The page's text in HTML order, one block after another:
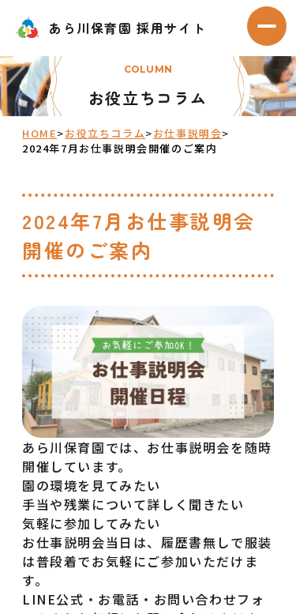
あら川保育園 採用サイト メニ
あら川保育園 採用サイト
COLUMN
お役立ちコラム
HOME>お役立ちコラム>お仕事説明会>
2024年7月お仕事説明会開催のご案内
2024年7月お仕事説明会
開催のご案内
あら川保育園では、お仕事説明会を随時
開催しています。
園の環境を見てみたい
手当や残業について詳しく聞きたい
気軽に参加してみたい
お仕事説明会当日は、履歴書無しで服装
は普段着でお気軽にご参加いただけま
す。
LINE公式・お電話・お問い合わせフォ